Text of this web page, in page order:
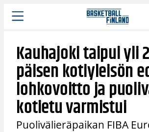
Siirry
sisältöön
Kauhajoki taipui yli
päisen kotiyleisön
lohkovoitto ja
kotietu varmistui
Puolivälieräpaikan FIBA